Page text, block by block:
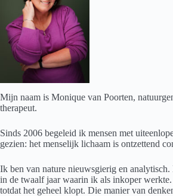
Mijn naam is Monique van Poorten,
therapeut.
Sinds 2006 begeleid ik mensen met
gezien: het menselijk lichaam is ontzettend
Ik ben van nature nieuwsgierig en
in de twaalf jaar waarin ik als inkoper
totdat het geheel klopt. Die manier van